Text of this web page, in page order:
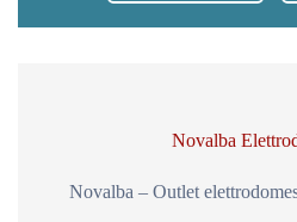
Novalba
Novalba – Outlet